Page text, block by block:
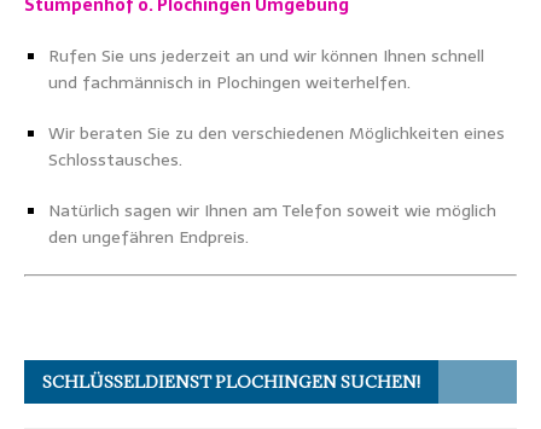
Rufen Sie uns jederzeit an und wir können Ihnen schnell
und fachmännisch in Plochingen weiterhelfen.
Wir beraten Sie zu den verschiedenen Möglichkeiten eines
Schlosstausches.
Natürlich sagen wir Ihnen am Telefon soweit wie möglich
den ungefähren Endpreis.
SCHLÜSSELDIENST PLOCHINGEN SUCHEN!